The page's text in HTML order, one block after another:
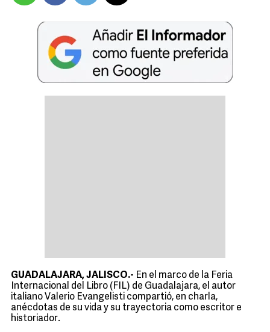
GUADALAJARA, JALISCO.- En el marco de la Feria
Internacional del Libro (FIL) de Guadalajara, el autor
italiano Valerio Evangelisti compartió, en charla,
anécdotas de su vida y su trayectoria como escritor e
historiador.